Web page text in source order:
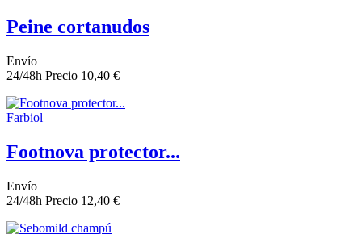
Peine cortanudos
Envío
24/48h Precio 10,40 €
Farbiol
Footnova protector...
Envío
24/48h Precio 12,40 €